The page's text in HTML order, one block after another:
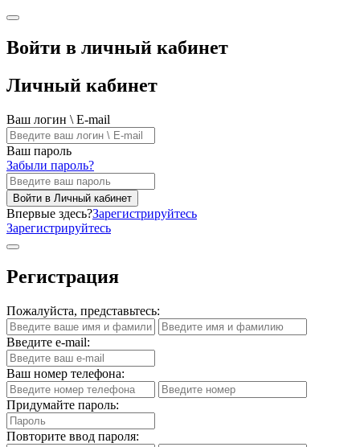
Войти в личный кабинет
Личный кабинет
Ваш логин \ E-mail
Ваш пароль
Забыли пароль?
Войти в Личный кабинет
Впервые здесь?Зарегистрируйтесь
Зарегистрируйтесь
Регистрация
Пожалуйста, представьтесь:
Введите e-mail:
Ваш номер телефона:
Придумайте пароль:
Повторите ввод пароля: